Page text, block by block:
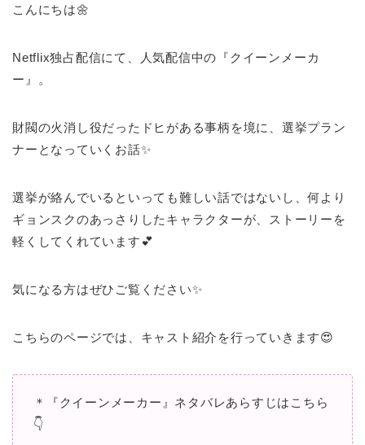
こんにちは🌼
Netflix独占配信にて、人気配信中の『クイーンメーカ
ー』。
財閥の火消し役だったドヒがある事柄を境に、選挙プラン
ナーとなっていくお話✨
選挙が絡んでいるといっても難しい話ではないし、何より
ギョンスクのあっさりしたキャラクターが、ストーリーを
軽くしてくれています💕
気になる方はぜひご覧ください✨
こちらのページでは、キャスト紹介を行っていきます😍
＊『クイーンメーカー』ネタバレあらすじはこちら
👇